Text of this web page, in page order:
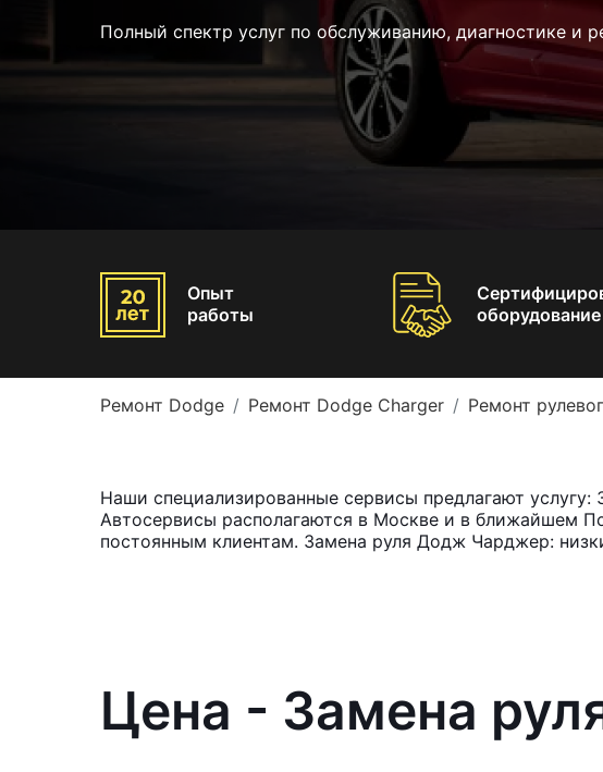
Полный спектр услуг по обслуживанию, диагностике и
Опыт
работы
оборудование
Ремонт Dodge Ремонт Dodge Charger Ремонт
Наши специализированные сервисы предлагают
Автосервисы располагаются в Москве и в ближайшем
постоянным клиентам. Замена руля Додж Чарджер:
Цена - Замена